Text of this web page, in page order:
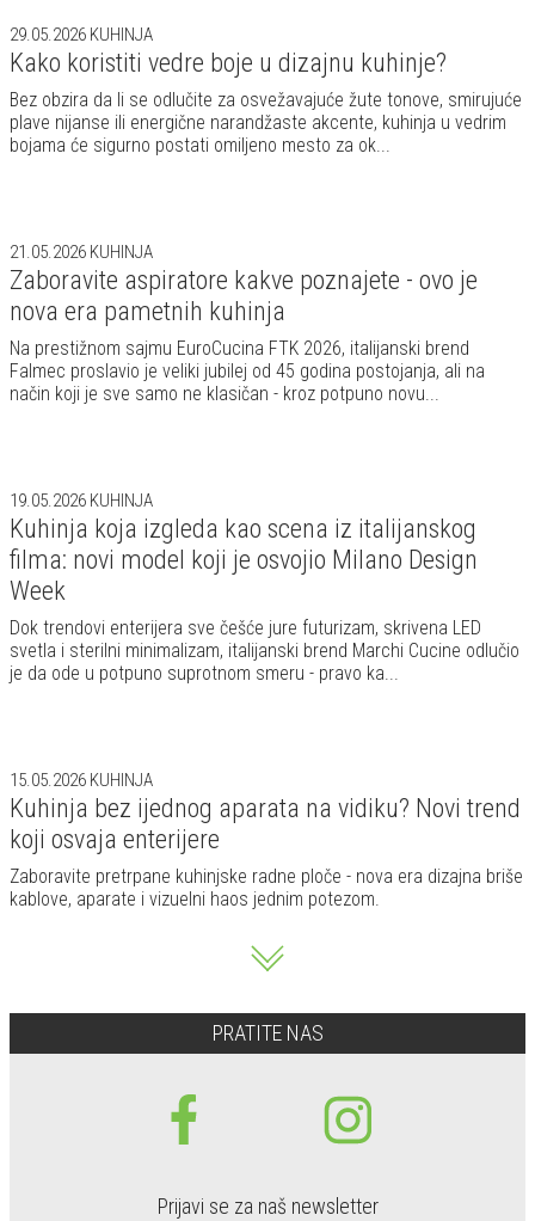
29.05.2026 KUHINJA
Kako koristiti vedre boje u dizajnu kuhinje?
Bez obzira da li se odlučite za osvežavajuće žute tonove, smirujuće
plave nijanse ili energične narandžaste akcente, kuhinja u vedrim
bojama će sigurno postati omiljeno mesto za ok...
21.05.2026 KUHINJA
Zaboravite aspiratore kakve poznajete - ovo je
nova era pametnih kuhinja
Na prestižnom sajmu EuroCucina FTK 2026, italijanski brend
Falmec proslavio je veliki jubilej od 45 godina postojanja, ali na
način koji je sve samo ne klasičan - kroz potpuno novu...
19.05.2026 KUHINJA
Kuhinja koja izgleda kao scena iz italijanskog
filma: novi model koji je osvojio Milano Design
Week
Dok trendovi enterijera sve češće jure futurizam, skrivena LED
svetla i sterilni minimalizam, italijanski brend Marchi Cucine odlučio
je da ode u potpuno suprotnom smeru - pravo ka...
15.05.2026 KUHINJA
Kuhinja bez ijednog aparata na vidiku? Novi trend
koji osvaja enterijere
Zaboravite pretrpane kuhinjske radne ploče - nova era dizajna briše
kablove, aparate i vizuelni haos jednim potezom.
PRATITE NAS
Prijavi se za naš newsletter